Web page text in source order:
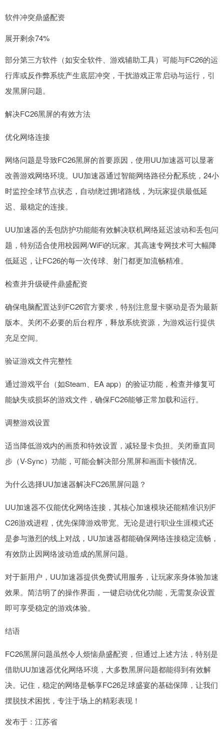
软件冲突鼎盛配资
展开剩余74%
部分第三方软件（如安全软件、游戏辅助工具）可能与FC26的运
行库或反作弊系统产生底层冲突，干扰游戏正常启动与运行，引
发黑屏问题。
解决FC26黑屏的有效方法
优化网络连接
网络问题是导致FC26黑屏的首要原因，使用UU加速器可以显著
改善游戏网络环境。UU加速器通过智能网络路径分配系统，24小
时监控全球节点状态，自动绕过拥堵路线，为玩家提供最低延
迟、最稳定的连接。
UU加速器的丢包防护功能能有效解决联机网络延迟波动和丢包问
题，特别适合使用校园网/WiFi的玩家。其高速专网技术可大幅降
低延迟，让FC26的每一次传球、射门都更加流畅精准。
检查并升级硬件鼎盛配资
确保电脑配置达到FC26官方要求，特别注意显卡驱动是否为最新
版本。关闭不必要的后台程序，释放系统资源，为游戏运行提供
充足空间。
验证游戏文件完整性
通过游戏平台（如Steam、EA app）的验证功能，检查并修复可
能缺失或损坏的游戏文件，确保FC26能够正常加载和运行。
调整游戏设置
适当降低游戏内的画质和特效设置，减轻显卡负担。关闭垂直同
步（V-Sync）功能，可能会解决部分黑屏和画面卡顿情况。
为什么选择UU加速器解决FC26黑屏问题？
UU加速器不仅能优化网络连接，其核心加速模块还能精准识别F
C26游戏进程，优先保障游戏带宽。无论是进行职业生涯模式还
是参与激烈的线上对战，UU加速器都能确保网络连接稳定流畅，
有效防止因网络波动造成的黑屏问题。
对于新用户，UU加速器提供免费试用服务，让玩家亲身体验加速
效果。简洁明了的操作界面，一键启动优化功能，无需复杂设置
即可享受稳定的游戏体验。
结语
FC26黑屏问题虽然令人烦恼鼎盛配资，但通过上述方法，特别是
借助UU加速器优化网络环境，大多数黑屏问题都能得到有效解
决。记住，稳定的网络是畅享FC26足球盛宴的基础保障，让我们
摆脱技术困扰，专注于场上的精彩表现！
发布于：江苏省